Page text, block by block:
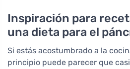
Inspiración para
una dieta para el
Si estás acostumbrado a la
principio puede parecer que